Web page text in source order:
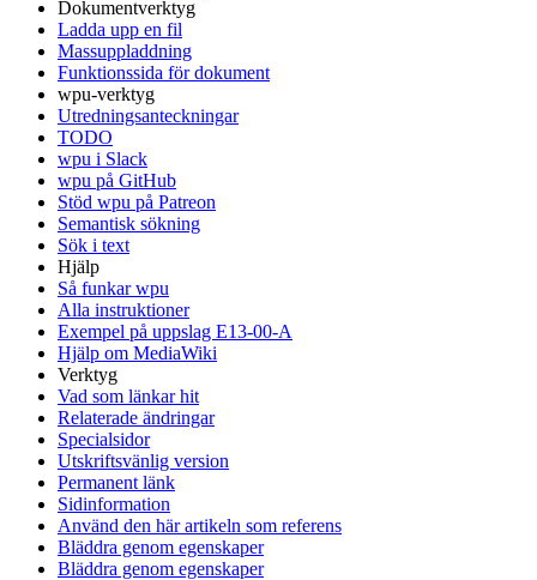
Dokumentverktyg
Ladda upp en fil
Massuppladdning
Funktionssida för dokument
wpu-verktyg
Utredningsanteckningar
TODO
wpu i Slack
wpu på GitHub
Stöd wpu på Patreon
Semantisk sökning
Sök i text
Hjälp
Så funkar wpu
Alla instruktioner
Exempel på uppslag E13-00-A
Hjälp om MediaWiki
Verktyg
Vad som länkar hit
Relaterade ändringar
Specialsidor
Utskriftsvänlig version
Permanent länk
Sidinformation
Använd den här artikeln som referens
Bläddra genom egenskaper
Bläddra genom egenskaper